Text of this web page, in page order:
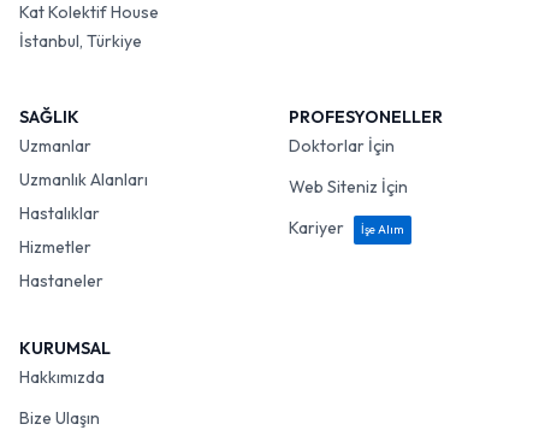
Kat Kolektif House
İstanbul, Türkiye
SAĞLIK
Uzmanlar
Uzmanlık Alanları
Hastalıklar
Hizmetler
Hastaneler
PROFESYONELLER
Doktorlar İçin
Web Siteniz İçin
Kariyer
İşe Alım
KURUMSAL
Hakkımızda
Bize Ulaşın